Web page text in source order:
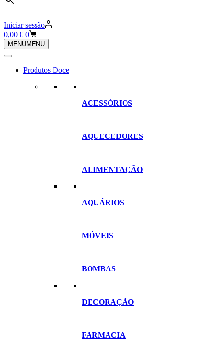
Iniciar sessão
Carrinho
de
compras
0,00 € 0
MENUMENU
Produtos Doce
ACESSÓRIOS
AQUECEDORES
ALIMENTAÇÃO
AQUÁRIOS
MÓVEIS
BOMBAS
DECORAÇÃO
FARMACIA